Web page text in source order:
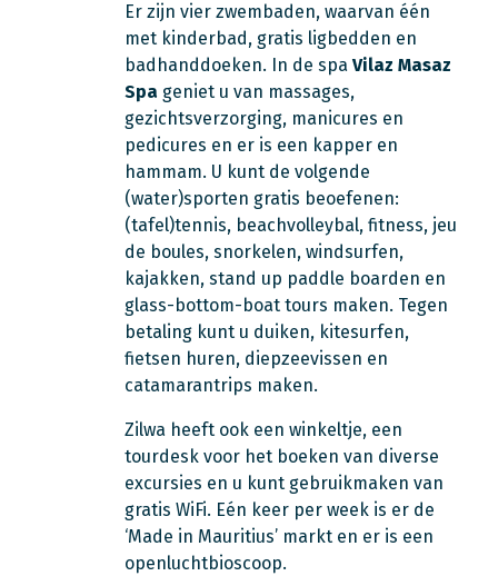
Er zijn vier zwembaden, waarvan één
met kinderbad, gratis ligbedden en
badhanddoeken. In de spa Vilaz Masaz
Spa geniet u van massages,
gezichtsverzorging, manicures en
pedicures en er is een kapper en
hammam. U kunt de volgende
(water)sporten gratis beoefenen:
(tafel)tennis, beachvolleybal, fitness, jeu
de boules, snorkelen, windsurfen,
kajakken, stand up paddle boarden en
glass-bottom-boat tours maken. Tegen
betaling kunt u duiken, kitesurfen,
fietsen huren, diepzeevissen en
catamarantrips maken.
Zilwa heeft ook een winkeltje, een
tourdesk voor het boeken van diverse
excursies en u kunt gebruikmaken van
gratis WiFi. Eén keer per week is er de
‘Made in Mauritius’ markt en er is een
openluchtbioscoop.